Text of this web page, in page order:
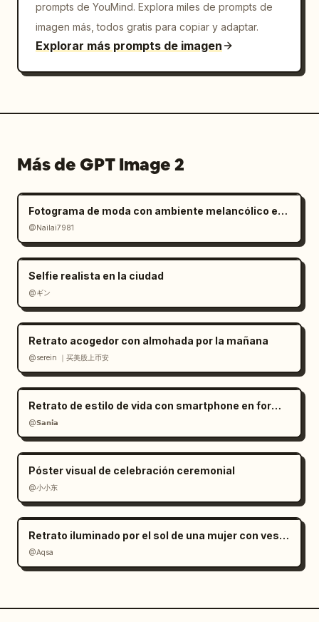
prompts de YouMind. Explora miles de prompts de
imagen más, todos gratis para copiar y adaptar.
Explorar más prompts de imagen
Más de GPT Image 2
Fotograma de moda con ambiente melancólico en salar
@Nailai7981
Selfie realista en la ciudad
@ギン
Retrato acogedor con almohada por la mañana
@serein ｜买美股上币安
Retrato de estilo de vida con smartphone en formato RAW
@𝗦𝗮𝗻𝗶𝗮
Póster visual de celebración ceremonial
@小小东
Retrato iluminado por el sol de una mujer con vestido de satén rojo
@Aqsa